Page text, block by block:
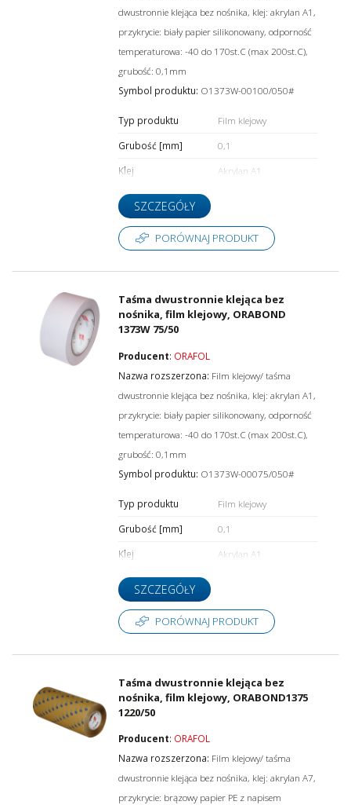
dwustronnie klejąca bez nośnika, klej: akrylan A1,
przykrycie: biały papier silikonowany, odporność
temperaturowa: -40 do 170st.C (max 200st.C),
grubość: 0,1mm
Symbol produktu: O1373W-00100/050#
Typ produktu
Film klejowy
Grubość [mm]
0,1
Klej
Akrylan A1
SZCZEGÓŁY
PORÓWNAJ PRODUKT
Taśma dwustronnie klejąca bez
nośnika, film klejowy, ORABOND
1373W 75/50
Producent: ORAFOL
Nazwa rozszerzona: Film klejowy/ taśma
dwustronnie klejąca bez nośnika, klej: akrylan A1,
przykrycie: biały papier silikonowany, odporność
temperaturowa: -40 do 170st.C (max 200st.C),
grubość: 0,1mm
Symbol produktu: O1373W-00075/050#
Typ produktu
Film klejowy
Grubość [mm]
0,1
Klej
Akrylan A1
SZCZEGÓŁY
PORÓWNAJ PRODUKT
Taśma dwustronnie klejąca bez
nośnika, film klejowy, ORABOND1375
1220/50
Producent: ORAFOL
Nazwa rozszerzona: Film klejowy/ taśma
dwustronnie klejąca bez nośnika, klej: akrylan A7,
przykrycie: brązowy papier PE z napisem